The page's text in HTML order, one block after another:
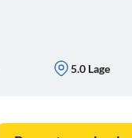
5.0 Lage